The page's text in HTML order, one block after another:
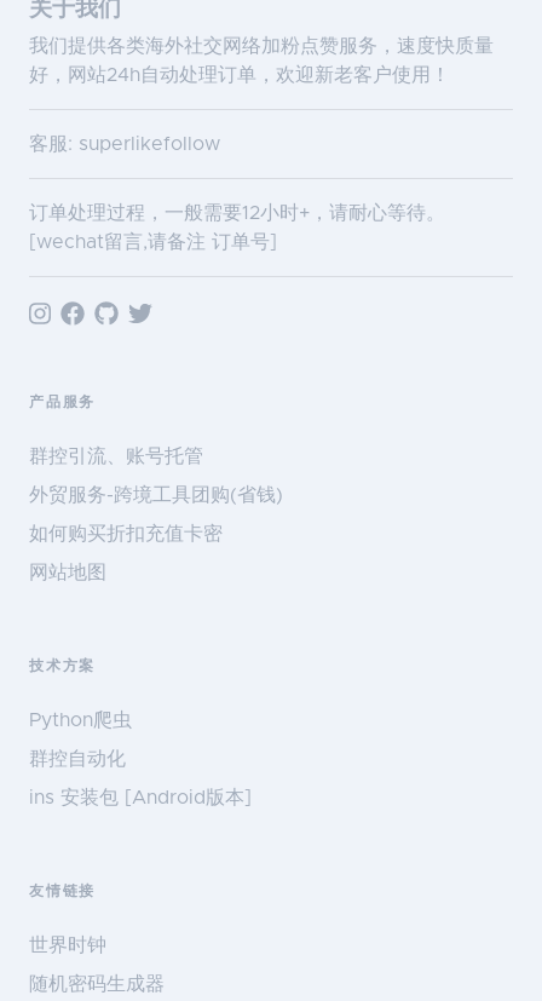
关于我们
我们提供各类海外社交网络加粉点赞服务，速度快质量
好，网站24h自动处理订单，欢迎新老客户使用！
客服: superlikefollow
订单处理过程，一般需要12小时+，请耐心等待。
[wechat留言,请备注 订单号]
产品服务
群控引流、账号托管
外贸服务-跨境工具团购(省钱)
如何购买折扣充值卡密
网站地图
技术方案
Python爬虫
群控自动化
ins 安装包 [Android版本]
友情链接
世界时钟
随机密码生成器